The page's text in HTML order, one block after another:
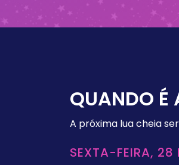
QUANDO É
A próxima lua cheia
SEXTA-FEIRA,